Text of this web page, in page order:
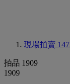
現場拍賣
拍品 1909
1909